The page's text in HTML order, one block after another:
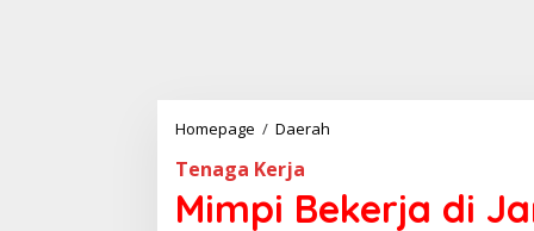
Homepage / Daerah
i
Tenaga Kerja
Mimpi Bekerja di